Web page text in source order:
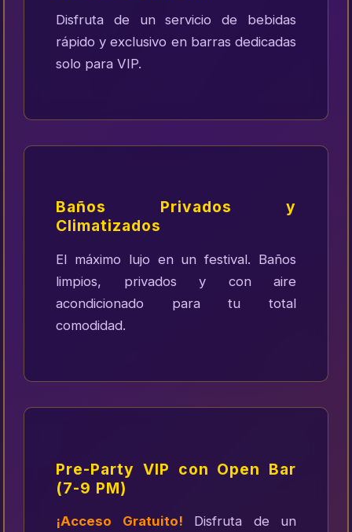
Disfruta de un servicio de bebidas
rápido y exclusivo en barras dedicadas
solo para VIP.
Baños Privados y
Climatizados
El máximo lujo en un festival. Baños
limpios, privados y con aire
acondicionado para tu total
comodidad.
Pre-Party VIP con Open Bar
(7-9 PM)
¡Acceso Gratuito! Disfruta de un